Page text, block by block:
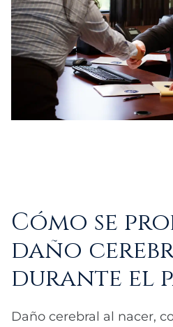
Cómo se
daño
durante el
Daño cerebral al nacer,